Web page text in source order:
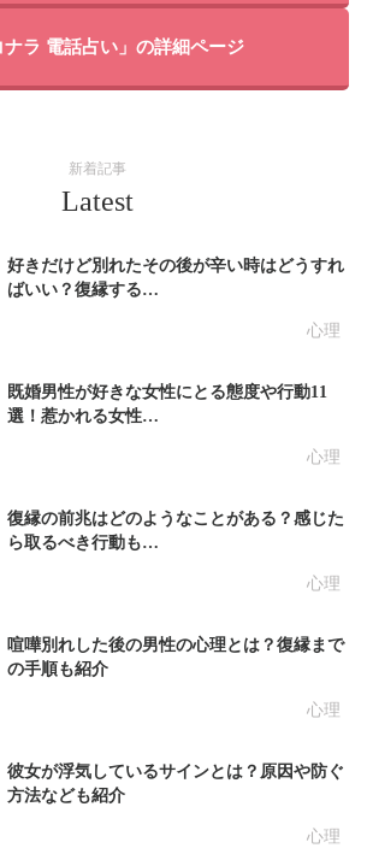
ナラ 電話占い」の詳細ページ
新着記事
Latest
心理
好きだけど別れたその後が辛い時はどうすれ
ばいい？復縁する…
心理
既婚男性が好きな女性にとる態度や行動11
選！惹かれる女性…
心理
復縁の前兆はどのようなことがある？感じた
ら取るべき行動も…
心理
喧嘩別れした後の男性の心理とは？復縁まで
の手順も紹介
心理
彼女が浮気しているサインとは？原因や防ぐ
方法なども紹介